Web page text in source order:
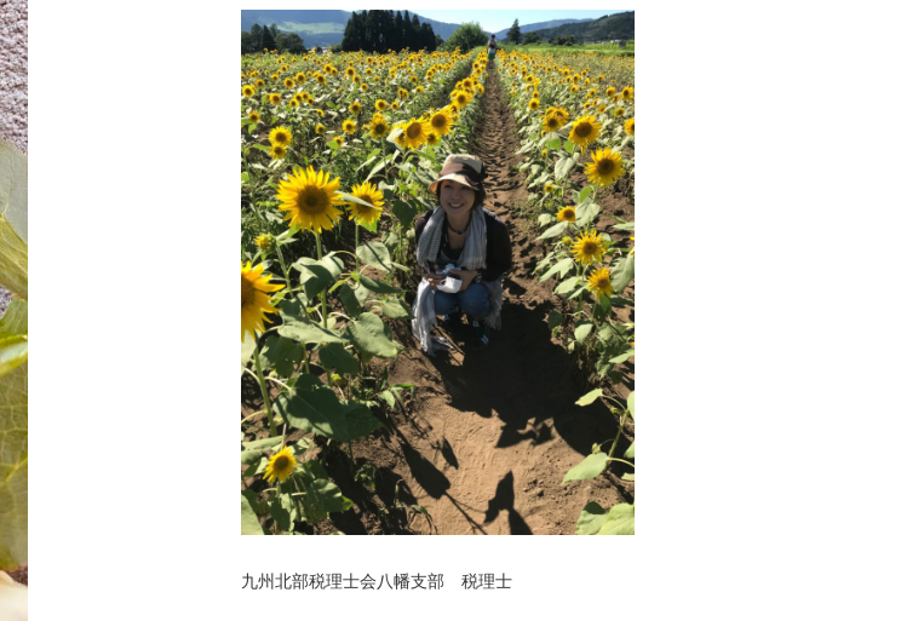
九州北部税理士会八幡支部 税理士